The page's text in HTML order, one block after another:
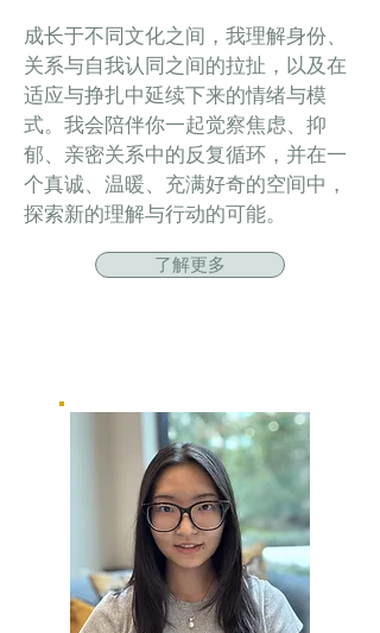
成长于不同文化之间，我理解身份、
关系与自我认同之间的拉扯，以及在
适应与挣扎中延续下来的情绪与模
式。我会陪伴你一起觉察焦虑、抑
郁、亲密关系中的反复循环，并在一
个真诚、温暖、充满好奇的空间中，
探索新的理解与行动的可能。
了解更多